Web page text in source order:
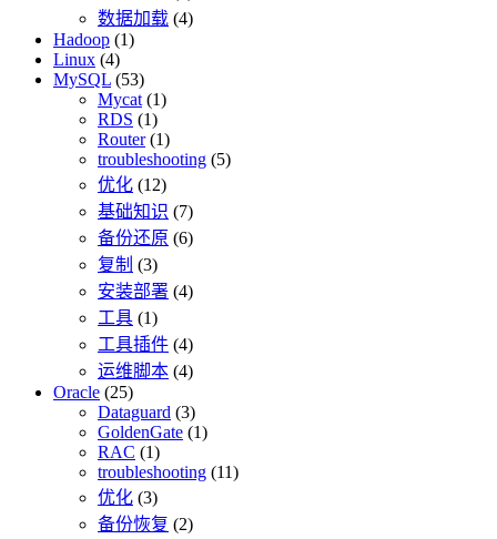
数据加载 (4)
Hadoop (1)
Linux (4)
MySQL (53)
Mycat (1)
RDS (1)
Router(1)
troubleshooting (5)
优化 (12)
基础知识 (7)
备份还原 (6)
复制 (3)
安装部署 (4)
工具 (1)
工具插件 (4)
运维脚本 (4)
Oracle (25)
Dataguard (3)
GoldenGate (1)
RAC (1)
troubleshooting (11)
优化 (3)
备份恢复 (2)